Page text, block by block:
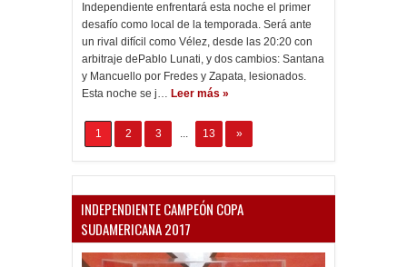
Independiente enfrentará esta noche el primer
desafío como local de la temporada. Será ante
un rival difícil como Vélez, desde las 20:20 con
arbitraje dePablo Lunati, y dos cambios: Santana
y Mancuello por Fredes y Zapata, lesionados.
Esta noche se j… Leer más »
1 2 3 ... 13 »
INDEPENDIENTE CAMPEÓN COPA
SUDAMERICANA 2017